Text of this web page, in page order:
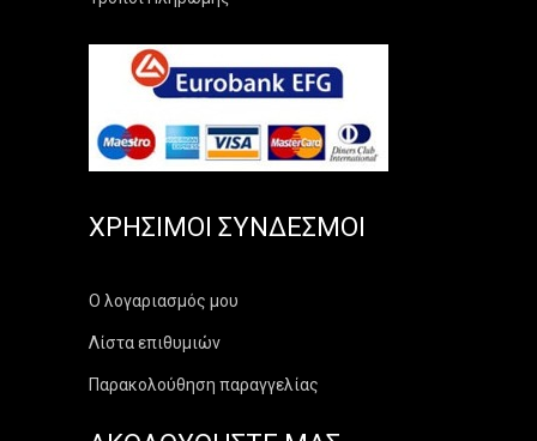
ΧΡΉΣΙΜΟΙ ΣΎΝΔΕΣΜΟΙ
Ο λογαριασμός μου
Λίστα επιθυμιών
Παρακολούθηση παραγγελίας